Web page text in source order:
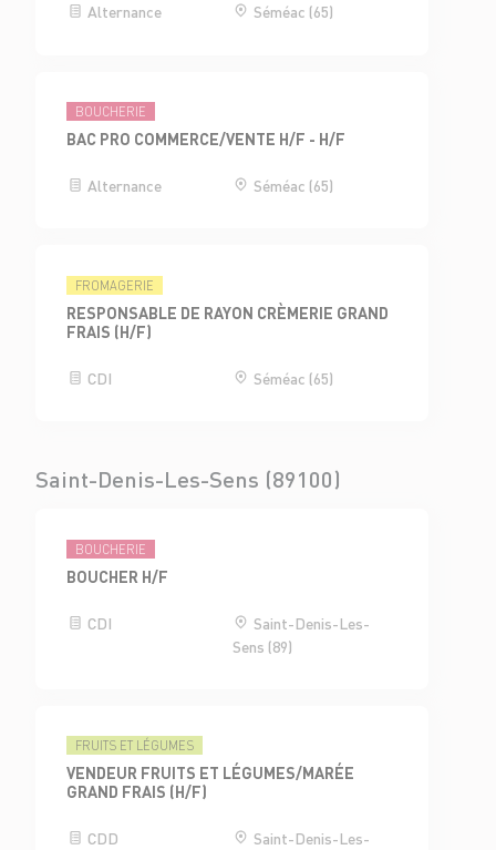
Alternance Séméac (65)
BOUCHERIE
BAC PRO COMMERCE/VENTE H/F - H/F
Alternance Séméac (65)
FROMAGERIE
RESPONSABLE DE RAYON CRÈMERIE GRAND
FRAIS (H/F)
CDI Séméac (65)
Saint-Denis-Les-Sens (89100)
BOUCHERIE
BOUCHER H/F
CDI
Saint-Denis-Les-
Sens (89)
FRUITS ET LÉGUMES
VENDEUR FRUITS ET LÉGUMES/MARÉE
GRAND FRAIS (H/F)
CDD Saint-Denis-Les-